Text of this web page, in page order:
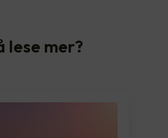
lese mer?